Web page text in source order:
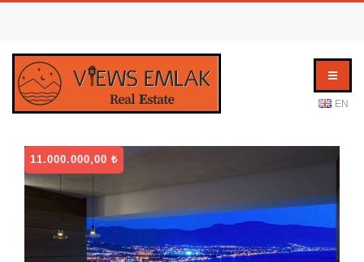
EN
11.000.000,00 ₺